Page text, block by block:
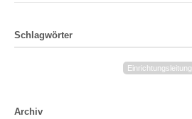
Schlagwörter
Einrichtungsleitung
Archiv